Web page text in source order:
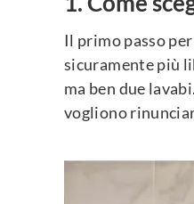
Il primo passo
sicuramente più
ma ben due
vogliono